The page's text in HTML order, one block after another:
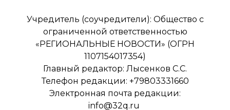
Учредитель (соучредители): Общество с
ограниченной ответственностью
«РЕГИОНАЛЬНЫЕ НОВОСТИ» (ОГРН
1107154017354)
Главный редактор: Лысенков С.С.
Телефон редакции: +79803331660
Электронная почта редакции:
info@32q.ru